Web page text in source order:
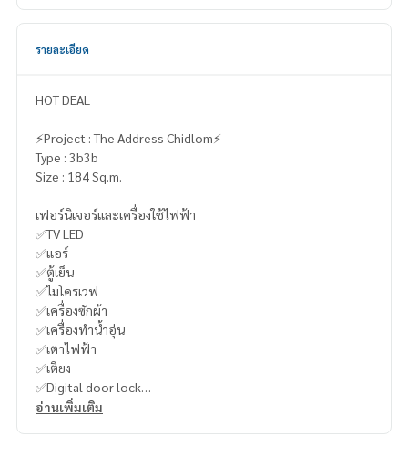
รายละเอียด
HOT DEAL
⚡️Project : The Address Chidlom⚡️
Type : 3b3b
Size : 184 Sq.m.
เฟอร์นิเจอร์และเครื่องใช้ไฟฟ้า
✅TV LED
✅แอร์
✅ตู้เย็น
✅ไมโครเวฟ
✅เครื่องซักผ้า
✅เครื่องทำน้ำอุ่น
✅เตาไฟฟ้า
✅เตียง
✅Digital door lock
อ่านเพิ่มเติม